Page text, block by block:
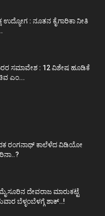
ಉದ್ಯೋಗ : ನೂತನ ಕೈಗಾರಿಕಾ ನೀತಿ
ಸಮಾವೇಶ : 12 ವಿಶೇಷ ಹೂಡಿಕೆ
ಎಂ...
ರಂಗನಾಥ್ ಕಾಲೆಳೆದ ವಿಡಿಯೋ
ದೇವರಾಜ ಮಾರುಕಟ್ಟೆ
ಬೆಳ್ಳಂಬೆಳಗ್ಗೆ ಶಾಕ್..!